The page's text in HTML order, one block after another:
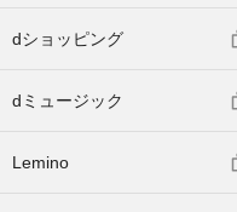
dショッピング
dミュージック
Lemino